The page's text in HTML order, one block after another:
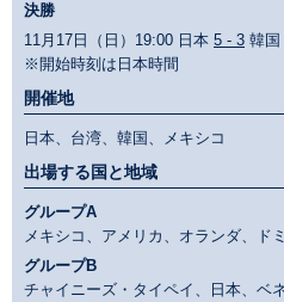
決勝
11月17日（日）19:00 日本 5 - 3 韓国
※開始時刻は日本時間
開催地
日本、台湾、韓国、メキシコ
出場する国と地域
グループA
メキシコ、アメリカ、オランダ、ド
グループB
チャイニーズ・タイペイ、日本、ベ